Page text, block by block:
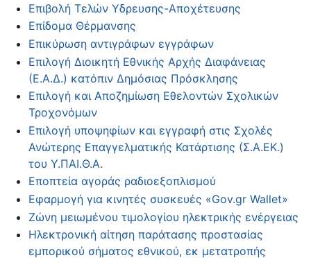
Επιβολή Τελών Υδρευσης-Αποχέτευσης
Επίδομα Θέρμανσης
Επικύρωση αντιγράφων εγγράφων
Επιλογή Διοικητή Εθνικής Αρχής Διαφάνειας
(Ε.Α.Δ.) κατόπιν Δημόσιας Πρόσκλησης
Επιλογή και Αποζημίωση Εθελοντών Σχολικών
Τροχονόμων
Επιλογή υποψηφίων και εγγραφή στις Σχολές
Ανώτερης Επαγγελματικής Κατάρτισης (Σ.Α.ΕΚ.)
του Υ.ΠΑΙ.Θ.Α.
Εποπτεία αγοράς ραδιοεξοπλισμού
Εφαρμογή για κινητές συσκευές «Gov.gr Wallet»
Ζώνη μειωμένου τιμολογίου ηλεκτρικής ενέργειας
Ηλεκτρονική αίτηση παράτασης προστασίας
εμπορικού σήματος εθνικού, εκ μετατροπής